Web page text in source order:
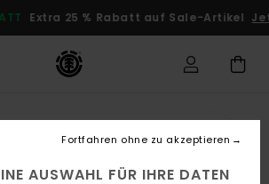
Extra 25 % Rabatt auf Sale-Artikel
AUSWAHL FÜR IHRE DATEN
Fortfahren ohne zu akzeptieren